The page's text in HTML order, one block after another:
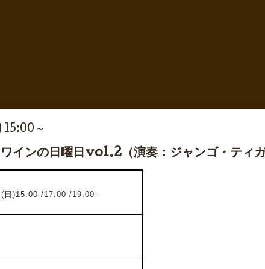
～
ワインの日曜日vol.2（演奏：ジャンゴ・ティ
日)15:00-/17:00-/19:00-